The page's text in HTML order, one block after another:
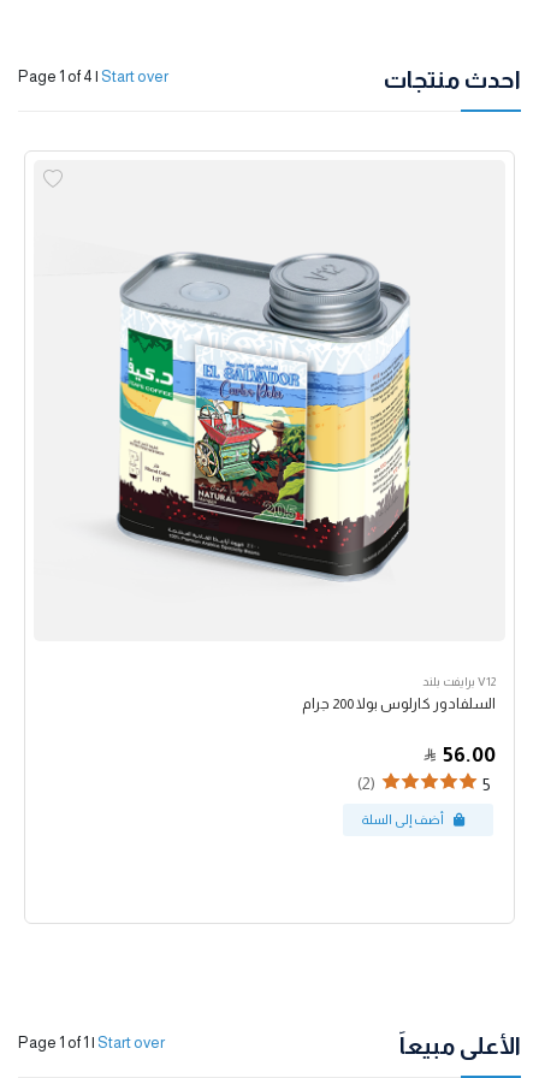
احدث منتجات Page 1 of 4 | Start over
V12 برايفت بلند
السلفادور كارلوس بولا 200 جرام
56.00
5
(2)
الأعلى مبيعاً Page 1 of 1 | Start over